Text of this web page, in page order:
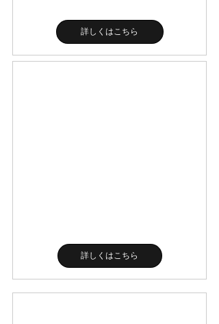
詳しくはこちら
詳しくはこちら